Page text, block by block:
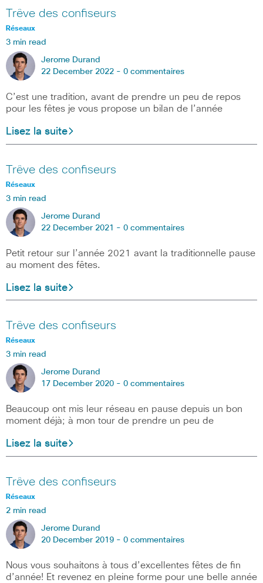
Trêve des confiseurs
Réseaux
3 min read
Jerome Durand
22 December 2022 - 0 commentaires
C’est une tradition, avant de prendre un peu de repos
pour les fêtes je vous propose un bilan de l’année
Lisez la suite
Trêve des confiseurs
Réseaux
3 min read
Jerome Durand
22 December 2021 - 0 commentaires
Petit retour sur l’année 2021 avant la traditionnelle pause
au moment des fêtes.
Lisez la suite
Trêve des confiseurs
Réseaux
3 min read
Jerome Durand
17 December 2020 - 0 commentaires
Beaucoup ont mis leur réseau en pause depuis un bon
moment déjà; à mon tour de prendre un peu de
Lisez la suite
Trêve des confiseurs
Réseaux
2 min read
Jerome Durand
20 December 2019 - 0 commentaires
Nous vous souhaitons à tous d’excellentes fêtes de fin
d’année! Et revenez en pleine forme pour une belle année